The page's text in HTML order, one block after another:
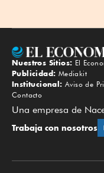
Nuestros Sitios: El
Publicidad: Mediakit
Institucional: Aviso de
Contacto
Una empresa de
Trabaja con nosotros